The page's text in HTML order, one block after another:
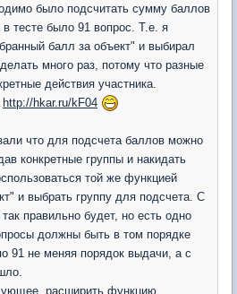
было подсчитать сумму баллов
тесте было 91 вопрос. Т.е. я
балл за объект" и выбирал
много раз, потому что разные
действия участника.
http://hkar.ru/kF04
что для подсчета баллов можно
конкретные группы и накидать
той же функцией
и выбрать группу для подсчета. С
правильно будет, но есть одно
должны быть в том порядке
91 не меняя порядок выдачи, а с
расширить функцию